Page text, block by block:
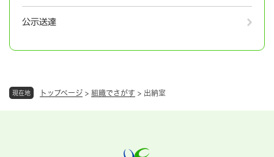
現在地 トップページ > 組織でさがす > 出納室
公示送達